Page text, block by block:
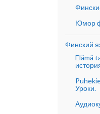
Юмор
Финский
Elämä
Уроки.